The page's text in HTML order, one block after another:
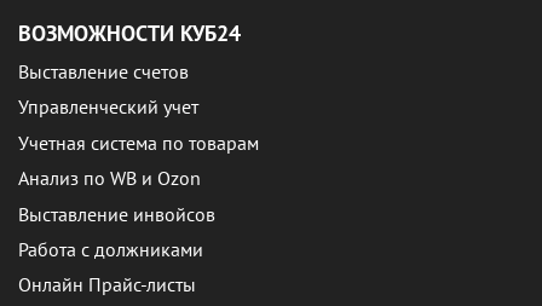
ВОЗМОЖНОСТИ КУБ24
Выставление счетов
Управленческий учет
Учетная система по товарам
Анализ по WB и Ozon
Выставление инвойсов
Работа с должниками
Онлайн Прайс-листы